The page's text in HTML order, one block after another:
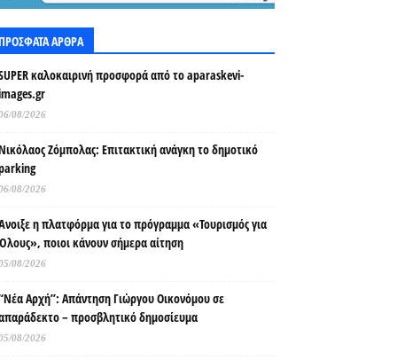
ΑΡΘΡΑ
καλοκαιρινή προσφορά από το aparaskevi-
08/2026
Ζόμπολας: Επιτακτική ανάγκη το δημοτικό
08/2026
η πλατφόρμα για το πρόγραμμα «Τουρισμός για
ποιοι κάνουν σήμερα αίτηση
08/2026
Αρχή”: Απάντηση Γιώργου Οικονόμου σε
– προσβλητικό δημοσίευμα
08/2026